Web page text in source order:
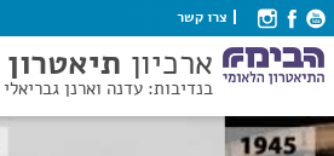
צרו קשר
ארכיון
בנדיבות: עדנה וארנן גבריאלי